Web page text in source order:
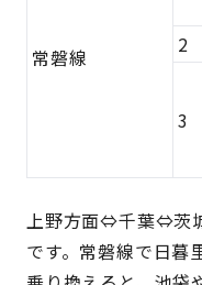
常磐線
2
3
上野方面⇔千葉⇔茨
です。常磐線で日暮